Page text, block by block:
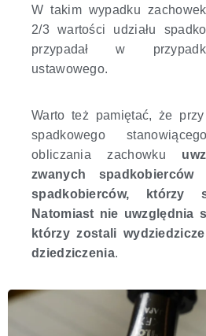
W takim wypadku
2/3 wartości udziału
przypadał w
ustawowego.
Warto też pamiętać, że
spadkowego
obliczania zachowku
zwanych
spadkobierców, którzy
Natomiast nie uwzględnia
którzy zostali
dziedziczenia.